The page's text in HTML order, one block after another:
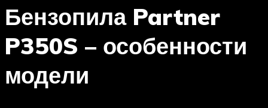
Бензопила Partner
P350S – особенности
модели